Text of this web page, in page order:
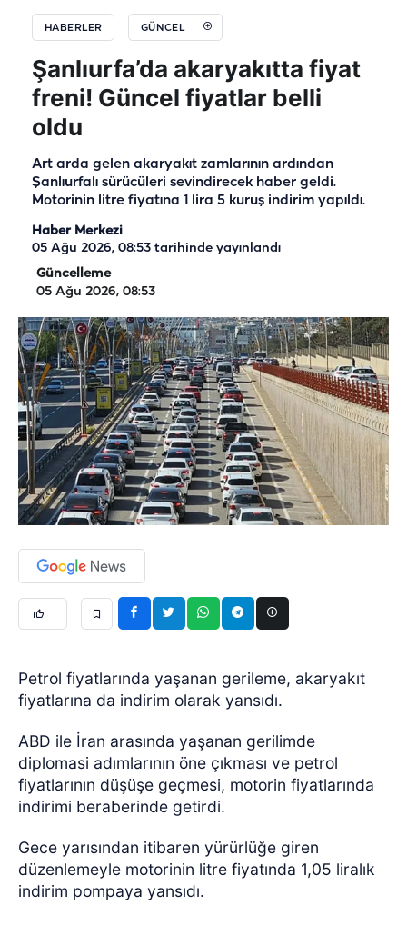
HABERLER GÜNCEL
Şanlıurfa’da akaryakıtta fiyat
freni! Güncel fiyatlar belli
oldu
Art arda gelen akaryakıt zamlarının ardından
Şanlıurfalı sürücüleri sevindirecek haber geldi.
Motorinin litre fiyatına 1 lira 5 kuruş indirim yapıldı.
Haber Merkezi
05 Ağu 2026, 08:53 tarihinde yayınlandı
Güncelleme
05 Ağu 2026, 08:53
Petrol fiyatlarında yaşanan gerileme, akaryakıt
fiyatlarına da indirim olarak yansıdı.
ABD ile İran arasında yaşanan gerilimde
diplomasi adımlarının öne çıkması ve petrol
fiyatlarının düşüşe geçmesi, motorin fiyatlarında
indirimi beraberinde getirdi.
Gece yarısından itibaren yürürlüğe giren
düzenlemeyle motorinin litre fiyatında 1,05 liralık
indirim pompaya yansıdı.